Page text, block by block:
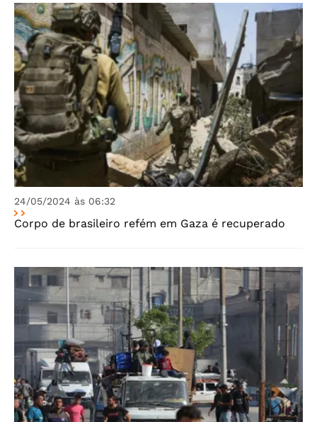
24/05/2024 às 06:32
Corpo de brasileiro refém em Gaza é recuperado